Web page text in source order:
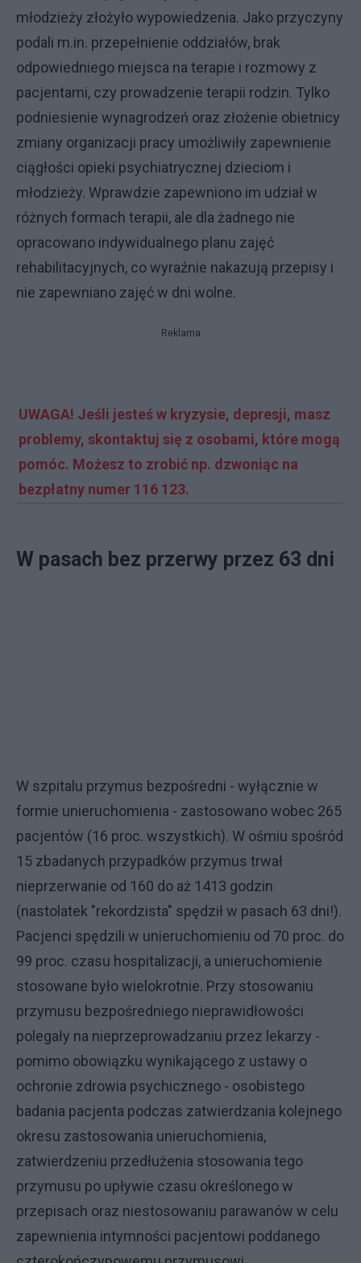
młodzieży złożyło wypowiedzenia. Jako przyczyny
podali m.in. przepełnienie oddziałów, brak
odpowiedniego miejsca na terapie i rozmowy z
pacjentami, czy prowadzenie terapii rodzin. Tylko
podniesienie wynagrodzeń oraz złożenie obietnicy
zmiany organizacji pracy umożliwiły zapewnienie
ciągłości opieki psychiatrycznej dzieciom i
młodzieży. Wprawdzie zapewniono im udział w
różnych formach terapii, ale dla żadnego nie
opracowano indywidualnego planu zajęć
rehabilitacyjnych, co wyraźnie nakazują przepisy i
nie zapewniano zajęć w dni wolne.
Reklama
UWAGA! Jeśli jesteś w kryzysie, depresji, masz
problemy, skontaktuj się z osobami, które mogą
pomóc. Możesz to zrobić np. dzwoniąc na
bezpłatny numer 116 123.
W pasach bez przerwy przez 63 dni
W szpitalu przymus bezpośredni - wyłącznie w
formie unieruchomienia - zastosowano wobec 265
pacjentów (16 proc. wszystkich). W ośmiu spośród
15 zbadanych przypadków przymus trwał
nieprzerwanie od 160 do aż 1413 godzin
(nastolatek "rekordzista" spędził w pasach 63 dni!).
Pacjenci spędzili w unieruchomieniu od 70 proc. do
99 proc. czasu hospitalizacji, a unieruchomienie
stosowane było wielokrotnie. Przy stosowaniu
przymusu bezpośredniego nieprawidłowości
polegały na nieprzeprowadzaniu przez lekarzy -
pomimo obowiązku wynikającego z ustawy o
ochronie zdrowia psychicznego - osobistego
badania pacjenta podczas zatwierdzania kolejnego
okresu zastosowania unieruchomienia,
zatwierdzeniu przedłużenia stosowania tego
przymusu po upływie czasu określonego w
przepisach oraz niestosowaniu parawanów w celu
zapewnienia intymności pacjentowi poddanego